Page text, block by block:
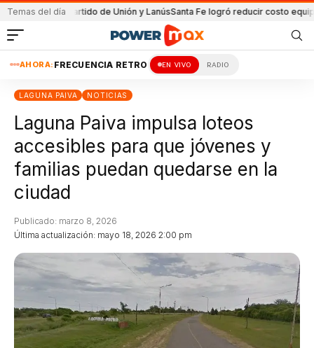
Temas del día
en el partido de Unión y LanúsSanta Fe logró reducir costo equipamiento
AHORA: FRECUENCIA RETRO EN VIVO RADIO
LAGUNA PAIVA NOTICIAS
Laguna Paiva impulsa loteos
accesibles para que jóvenes y
familias puedan quedarse en la
ciudad
Última actualización: mayo 18, 2026 2:00 pm
Publicado: marzo 8, 2026